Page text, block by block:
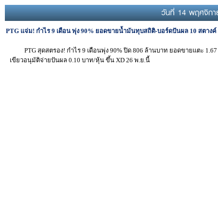
PTG แจ่ม! กำไร 9 เดือน พุ่ง 90% ยอดขายน้ำมันทุบสถิติ-บอร์ดปันผล 10 สตาง
PTG สุดสตรอง! กำไร 9 เดือนพุ่ง 90% ปิด 806 ล้านบาท ยอดขายแตะ
เขียวอนุมัติจ่ายปันผล 0.10 บาท/หุ้น ขึ้น XD 26 พ.ย.นี้